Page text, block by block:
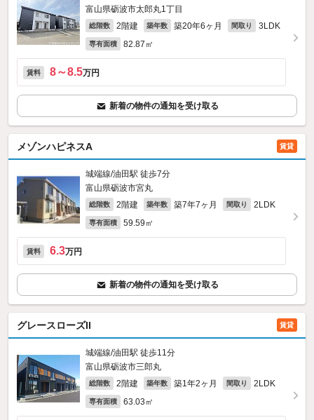
富山県砺波市太郎丸1丁目
総階数 2階建 築年数 築20年6ヶ月 間取り 3LDK
専有面積 82.87㎡
賃料 8～8.5万円
新着の物件の通知を受け取る
メゾンハピネスA 賃貸
城端線/油田駅 徒歩7分
富山県砺波市宮丸
総階数 2階建 築年数 築7年7ヶ月 間取り 2LDK
専有面積 59.59㎡
賃料 6.3万円
新着の物件の通知を受け取る
グレースローズII 賃貸
城端線/油田駅 徒歩11分
富山県砺波市三郎丸
総階数 2階建 築年数 築1年2ヶ月 間取り 2LDK
専有面積 63.03㎡